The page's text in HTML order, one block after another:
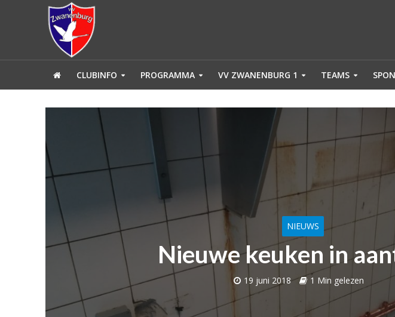
CLUBINFO PROGRAMMA VV ZWANENBURG 1 TEAMS
NIEUWS
Nieuwe keuken in
19 juni 2018 1 Min gelezen